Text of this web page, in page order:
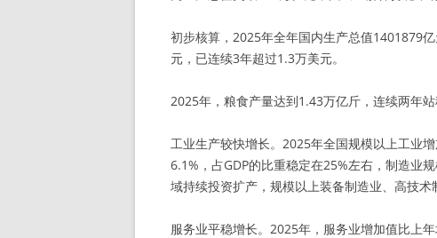
初步核算，2025年全年国内生产总值1401879
元，已连续3年超过1.3万美元。
2025年，粮食产量达到1.43万亿斤，连续两年站
工业生产较快增长。2025年全国规模以上工业
6.1%，占GDP的比重稳定在25%左右，制造业
域持续投资扩产，规模以上装备制造业、高技术
服务业平稳增长。2025年，服务业增加值比上